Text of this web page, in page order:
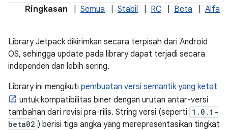
Ringkasan Semua Stabil RC Beta Alfa
Library Jetpack dikirimkan secara terpisah dari Android
OS, sehingga update pada library dapat terjadi secara
independen dan lebih sering.
Library ini mengikuti pembuatan versi semantik yang ketat
untuk kompatibilitas biner dengan urutan antar-versi
tambahan dari revisi pra-rilis. String versi (seperti 1.0.1-
beta02 ) berisi tiga angka yang merepresentasikan tingkat